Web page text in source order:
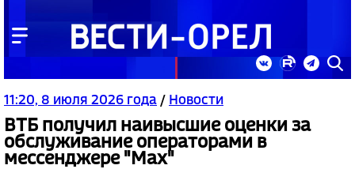
11:20, 8 июля 2026 года / Новости
ВТБ получил наивысшие оценки за
обслуживание операторами в
мессенджере "Мах"